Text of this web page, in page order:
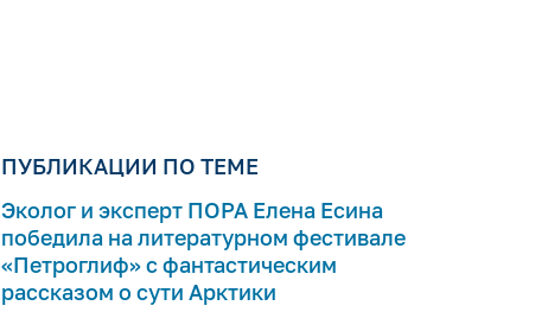
ПУБЛИКАЦИИ ПО ТЕМЕ
Эколог и эксперт ПОРА Елена Есина
победила на литературном фестивале
«Петроглиф» с фантастическим
рассказом о сути Арктики